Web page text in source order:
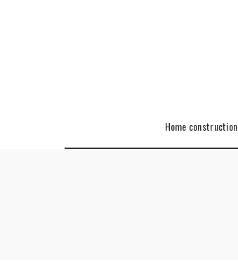
Home construction